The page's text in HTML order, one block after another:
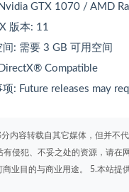
GTX 1070 / AMD
版本: 11
: 需要 3 GB 可用空间
Compatible
项: Future releases may
分内容转载自其它媒体，但并不
有侵犯、不妥之处的资源，请在
商业目的与商业用途。 5.本站提